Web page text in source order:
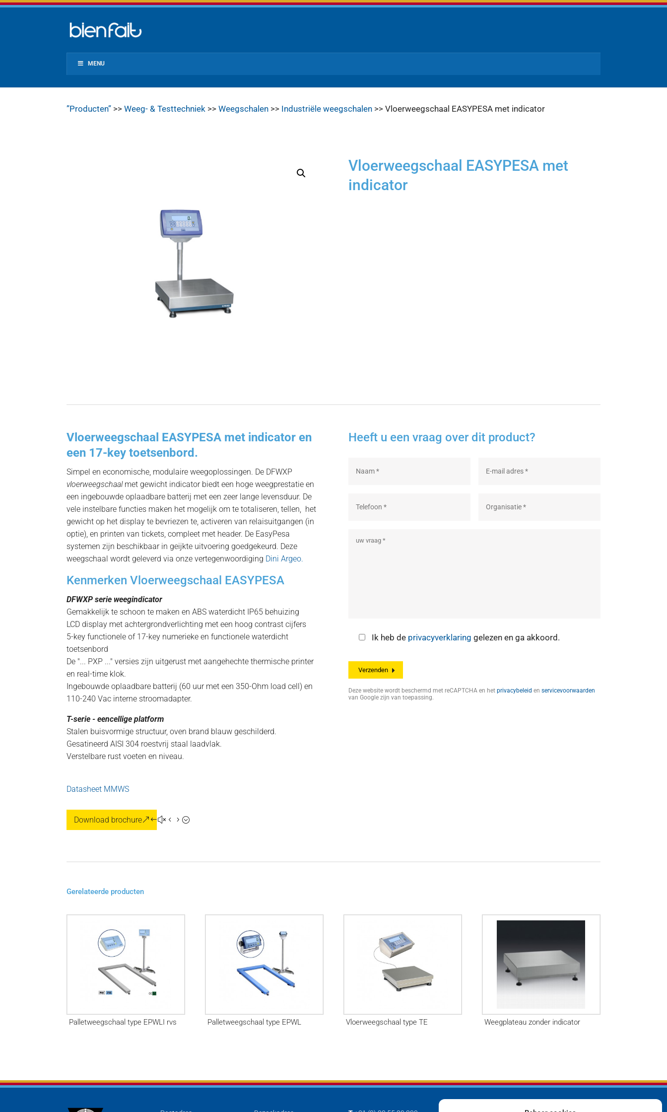
MENU
”Producten” >>Weeg- & Testtechniek >>Weegschalen >> Industriële weegschalen >> Vloerweegschaal EASYPESA met indicator
Vloerweegschaal EASYPESA met
indicator
Vloerweegschaal EASYPESA met indicator en
een 17-key toetsenbord.
Simpel en economische, modulaire weegoplossingen. De DFWXP
vloerweegschaalmet gewicht indicator biedt een hoge weegprestatie en
een ingebouwde oplaadbare batterij met een zeer lange levensduur. De
vele instelbare functies maken het mogelijk om te totaliseren, tellen, het
gewicht op het display te bevriezen te, activeren van relaisuitgangen (in
optie), en printen van tickets, compleet met header. De EasyPesa
systemen zijn beschikbaar in geijkte uitvoering goedgekeurd. Deze
weegschaal wordt geleverd via onze vertegenwoordiging Dini Argeo.
Kenmerken Vloerweegschaal EASYPESA
DFWXP serie weegindicator
Gemakkelijk te schoon te maken en ABS waterdicht IP65 behuizing
LCD display met achtergrondverlichting met een hoog contrast cijfers
5-key functionele of 17-key numerieke en functionele waterdicht
toetsenbord
De "... PXP ..." versies zijn uitgerust met aangehechte thermische printer
en real-time klok.
Ingebouwde oplaadbare batterij (60 uur met een 350-Ohm load cell) en
110-240 Vac interne stroomadapter.
T-serie - eencellige platform
Stalen buisvormige structuur, oven brand blauw geschilderd.
Gesatineerd AISI 304 roestvrij staal laadvlak.
Verstelbare rust voeten en niveau.
Datasheet MMWS
Download brochure
Heeft u een vraag over dit product?
Ik heb de privacyverklaring gelezen en ga akkoord.
Deze website wordt beschermd met reCAPTCHA en het privacybeleid en servicevoorwaarden
van Google zijn van toepassing.
Gerelateerde producten
Palletweegschaal type EPWLI rvs Palletweegschaal type EPWL Vloerweegschaal type TE Weegplateau zonder indicator